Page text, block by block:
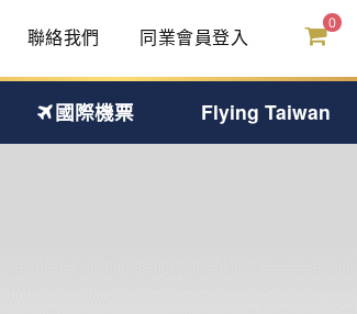
聯絡我們 同業會員登入
國際機票 Flying Taiwan
0